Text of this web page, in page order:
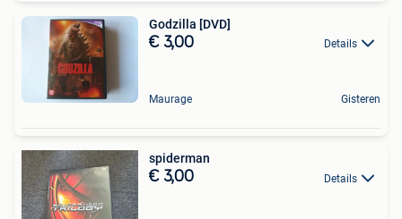
Godzilla [DVD]
€ 3,00 Details
Maurage Gisteren
spiderman
€ 3,00 Details